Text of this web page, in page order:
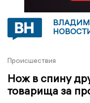
Происшествия
Нож в спину
товарища за